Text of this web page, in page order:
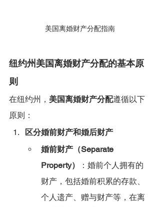
美国离婚财产分配指南
纽约州美国离婚财产分配的基本原
则
在纽约州， 美国离婚财产分配遵循以下
原则：
区分婚前财产和婚后财产
婚前财产（Separate
Property）
：婚前个人拥有的
财产，包括婚前积累的存款、
个人遗产、赠与财产等，在离